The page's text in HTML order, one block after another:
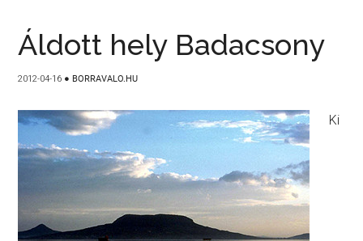
Áldott hely Badacsony
2012-04-16 ● BORRAVALO.HU
Ki